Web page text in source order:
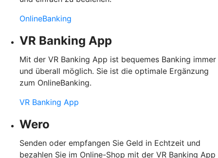
OnlineBanking
VR Banking App
Mit der VR Banking App ist bequemes Banking immer
und überall möglich. Sie ist die optimale Ergänzung
zum OnlineBanking.
VR Banking App
Wero
Senden oder empfangen Sie Geld in Echtzeit und
bezahlen Sie im Online-Shop mit der VR Banking App